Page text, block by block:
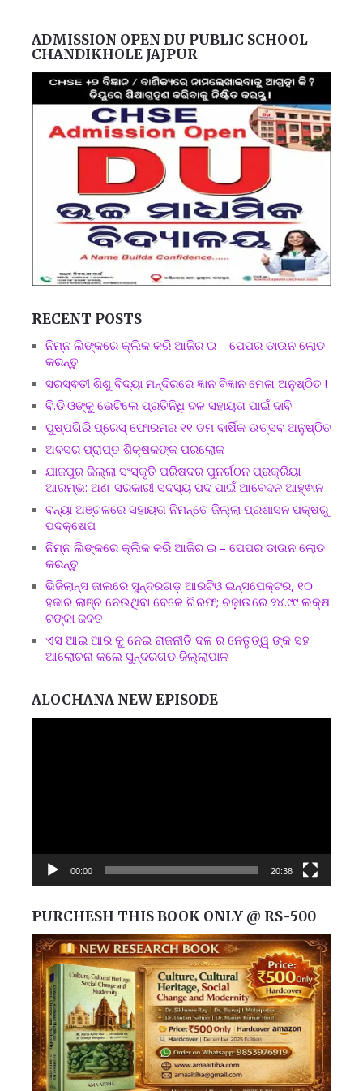
ADMISSION OPEN DU PUBLIC SCHOOL
CHANDIKHOLE JAJPUR
RECENT POSTS
ନିମ୍ନ ଲିଙ୍କରେ କ୍ଲିକ କରି ଆଜିର ଇ – ପେପର ଡାଉନ ଲୋଡ
କରନ୍ତୁ
ସରସ୍ଵତୀ ଶିଶୁ ବିଦ୍ୟା ମନ୍ଦିରରେ ଜ୍ଞାନ ବିଜ୍ଞାନ ମେଳା ଅନୁଷ୍ଠିତ !
ବି.ଡି.ଓଙ୍କୁ ଭେଟିଲେ ପ୍ରତିନିଧି ଦଳ ସହାୟତା ପାଇଁ ଦାବି
ପୁଷ୍ପଗିରି ପ୍ରେସ୍ ଫୋରମର ୧୧ ତମ ବାର୍ଷିକ ଉତ୍ସବ ଅନୁଷ୍ଠିତ
ଅବସର ପ୍ରାପ୍ତ ଶିକ୍ଷକଙ୍କ ପରଲୋକ
ଯାଜପୁର ଜିଲ୍ଲା ସଂସ୍କୃତି ପରିଷଦର ପୁନର୍ଗଠନ ପ୍ରକ୍ରିୟା
ଆରମ୍ଭ: ଅଣ-ସରକାରୀ ସଦସ୍ୟ ପଦ ପାଇଁ ଆବେଦନ ଆହ୍ଵାନ
ବନ୍ୟା ଅଞ୍ଚଳରେ ସହାୟତା ନିମନ୍ତେ ଜିଲ୍ଲା ପ୍ରଶାସନ ପକ୍ଷରୁ
ପଦକ୍ଷେପ
ନିମ୍ନ ଲିଙ୍କରେ କ୍ଲିକ କରି ଆଜିର ଇ – ପେପର ଡାଉନ ଲୋଡ
କରନ୍ତୁ
ଭିଜିଲାନ୍ସ ଜାଲରେ ସୁନ୍ଦରଗଡ଼ ଆରଟିଓ ଇନ୍ସପେକ୍ଟର, ୧୦
ହଜାର ଲାଞ୍ଚ ନେଉଥିବା ବେଳେ ଗିରଫ; ଚଢ଼ାଉରେ ୨୪.୯୯ ଲକ୍ଷ
ଟଙ୍କା ଜବତ
ଏସ ଆଇ ଆର କୁ ନେଇ ରାଜନୀତି ଦଳ ର ନେତୃତ୍ୱ ଙ୍କ ସହ
ଆଲୋଚନା କଲେ ସୁନ୍ଦରଗଡ ଜିଲ୍ଲାପାଳ
ALOCHANA NEW EPISODE
00:00 20:38
PURCHESH THIS BOOK ONLY @ RS-500